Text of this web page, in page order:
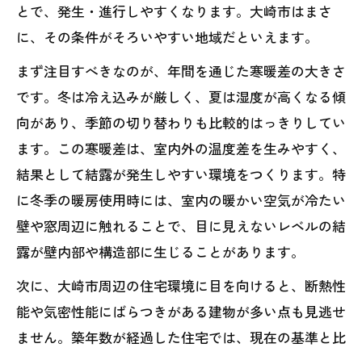
とで、発生・進行しやすくなります。大崎市はまさ
に、その条件がそろいやすい地域だといえます。
まず注目すべきなのが、年間を通じた寒暖差の大きさ
です。冬は冷え込みが厳しく、夏は湿度が高くなる傾
向があり、季節の切り替わりも比較的はっきりしてい
ます。この寒暖差は、室内外の温度差を生みやすく、
結果として結露が発生しやすい環境をつくります。特
に冬季の暖房使用時には、室内の暖かい空気が冷たい
壁や窓周辺に触れることで、目に見えないレベルの結
露が壁内部や構造部に生じることがあります。
次に、大崎市周辺の住宅環境に目を向けると、断熱性
能や気密性能にばらつきがある建物が多い点も見逃せ
ません。築年数が経過した住宅では、現在の基準と比